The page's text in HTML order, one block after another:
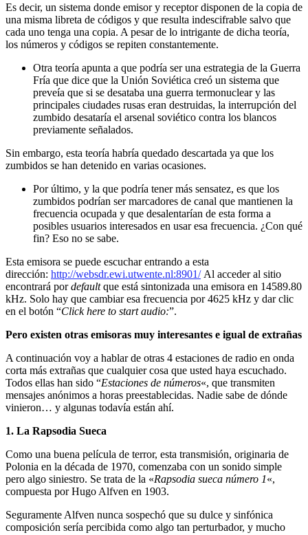
Es decir, un sistema donde emisor y receptor disponen de la copia de
una misma libreta de códigos y que resulta indescifrable salvo que
cada uno tenga una copia. A pesar de lo intrigante de dicha teoría,
los números y códigos se repiten constantemente.
Otra teoría apunta a que podría ser una estrategia de la Guerra
Fría que dice que la Unión Soviética creó un sistema que
preveía que si se desataba una guerra termonuclear y las
principales ciudades rusas eran destruidas, la interrupción del
zumbido desataría el arsenal soviético contra los blancos
previamente señalados.
Sin embargo, esta teoría habría quedado descartada ya que los
zumbidos se han detenido en varias ocasiones.
Por último, y la que podría tener más sensatez, es que los
zumbidos podrían ser marcadores de canal que mantienen la
frecuencia ocupada y que desalentarían de esta forma a
posibles usuarios interesados en usar esa frecuencia. ¿Con qué
fin? Eso no se sabe.
Esta emisora se puede escuchar entrando a esta
dirección: http://websdr.ewi.utwente.nl:8901/Al acceder al sitio
encontrará pordefaultque está sintonizada una emisora en 14589.80
kHz. Solo hay que cambiar esa frecuencia por 4625 kHz y dar clic
en el botón “Click here to start audio:”.
Pero existen otras emisoras muy interesantes e igual de extrañas
A continuación voy a hablar de otras 4 estaciones de radio en onda
corta más extrañas que cualquier cosa que usted haya escuchado.
Todos ellas han sido “Estaciones de números«, que transmiten
mensajes anónimos a horas preestablecidas. Nadie sabe de dónde
vinieron… y algunas todavía están ahí.
1. La Rapsodia Sueca
Como una buena película de terror, esta transmisión, originaria de
Polonia en la década de 1970, comenzaba con un sonido simple
pero algo siniestro. Se trata de la «Rapsodia sueca número 1«,
compuesta por Hugo Alfven en 1903.
Seguramente Alfven nunca sospechó que su dulce y sinfónica
composición sería percibida como algo tan perturbador, y mucho